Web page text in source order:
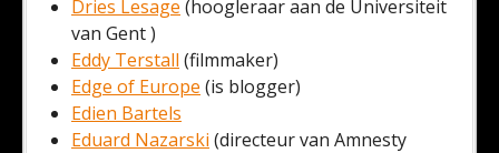
Dries Lesage (hoogleraar aan de Universiteit
van Gent )
Eddy Terstall (filmmaker)
Edge of Europe (is blogger)
Edien Bartels
Eduard Nazarski (directeur van Amnesty